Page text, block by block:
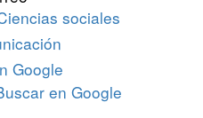
sociales
Google
en Google